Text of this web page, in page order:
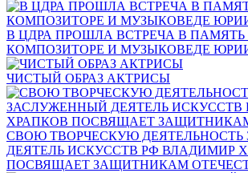
В ЦДРА ПРОШЛА ВСТРЕЧА В ПАМЯТЬ
КОМПОЗИТОРЕ И МУЗЫКОВЕДЕ
ЧИСТЫЙ ОБРАЗ АКТРИСЫ
СВОЮ ТВОРЧЕСКУЮ
ДЕЯТЕЛЬ ИСКУССТВ РФ ВЛАДИМИР
ПОСВЯЩАЕТ ЗАЩИТНИКАМ